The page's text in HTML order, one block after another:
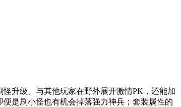
升级、与其他玩家在野外展开激情PK，还能加
是刷小怪也有机会掉落强力神兵；套装属性的